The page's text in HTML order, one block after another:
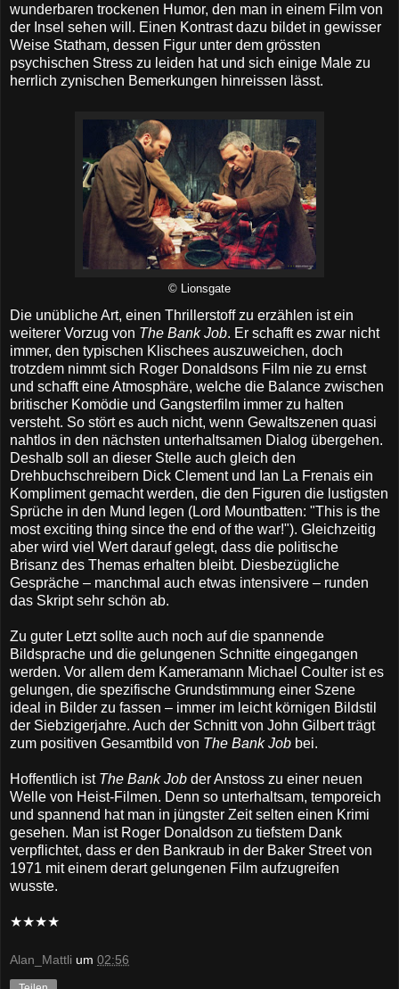
wunderbaren trockenen Humor, den man in einem Film von
der Insel sehen will. Einen Kontrast dazu bildet in gewisser
Weise Statham, dessen Figur unter dem grössten
psychischen Stress zu leiden hat und sich einige Male zu
herrlich zynischen Bemerkungen hinreissen lässt.
© Lionsgate
Die unübliche Art, einen Thrillerstoff zu erzählen ist ein
weiterer Vorzug von The Bank Job. Er schafft es zwar nicht
immer, den typischen Klischees auszuweichen, doch
trotzdem nimmt sich Roger Donaldsons Film nie zu ernst
und schafft eine Atmosphäre, welche die Balance zwischen
britischer Komödie und Gangsterfilm immer zu halten
versteht. So stört es auch nicht, wenn Gewaltszenen quasi
nahtlos in den nächsten unterhaltsamen Dialog übergehen.
Deshalb soll an dieser Stelle auch gleich den
Drehbuchschreibern Dick Clement und Ian La Frenais ein
Kompliment gemacht werden, die den Figuren die lustigsten
Sprüche in den Mund legen (Lord Mountbatten: "This is the
most exciting thing since the end of the war!"). Gleichzeitig
aber wird viel Wert darauf gelegt, dass die politische
Brisanz des Themas erhalten bleibt. Diesbezügliche
Gespräche – manchmal auch etwas intensivere – runden
das Skript sehr schön ab.
Zu guter Letzt sollte auch noch auf die spannende
Bildsprache und die gelungenen Schnitte eingegangen
werden. Vor allem dem Kameramann Michael Coulter ist es
gelungen, die spezifische Grundstimmung einer Szene
ideal in Bilder zu fassen – immer im leicht körnigen Bildstil
der Siebzigerjahre. Auch der Schnitt von John Gilbert trägt
zum positiven Gesamtbild von The Bank Job bei.
Hoffentlich ist The Bank Job der Anstoss zu einer neuen
Welle von Heist-Filmen. Denn so unterhaltsam, temporeich
und spannend hat man in jüngster Zeit selten einen Krimi
gesehen. Man ist Roger Donaldson zu tiefstem Dank
verpflichtet, dass er den Bankraub in der Baker Street von
1971 mit einem derart gelungenen Film aufzugreifen
wusste.
★★★★
Alan_Mattli um 02:56